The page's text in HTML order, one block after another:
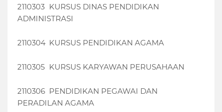
2110303 KURSUS DINAS PENDIDIKAN
ADMINISTRASI
2110304 KURSUS PENDIDIKAN AGAMA
2110305 KURSUS KARYAWAN PERUSAHAAN
2110306 PENDIDIKAN PEGAWAI DAN
PERADILAN AGAMA